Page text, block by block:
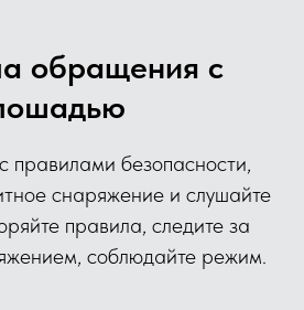
обращения с
правилами безопасности,
снаряжение и слушайте
правила, следите за
соблюдайте режим.